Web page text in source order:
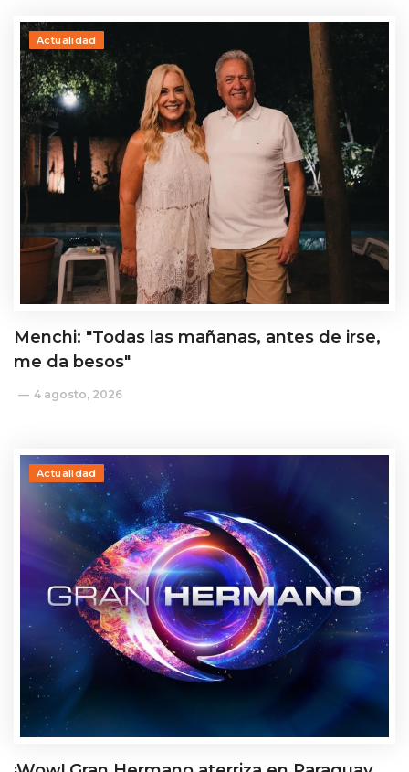
Actualidad
Menchi: "Todas las mañanas, antes de irse,
me da besos"
4 agosto, 2026
Actualidad